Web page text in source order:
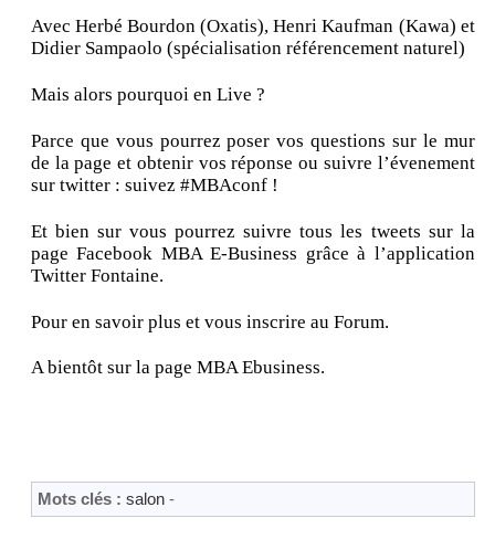
Avec Herbé Bourdon (Oxatis), Henri Kaufman (Kawa) et
Didier Sampaolo (spécialisation référencement naturel)
Mais alors pourquoi en Live ?
Parce que vous pourrez poser vos questions sur le mur
de la page et obtenir vos réponse ou suivre l’évenement
sur twitter : suivez #MBAconf !
Et bien sur vous pourrez suivre tous les tweets sur la
page Facebook MBA E-Business grâce à l’application
Twitter Fontaine.
Pour en savoir plus et vous inscrire au Forum.
A bientôt sur la page MBA Ebusiness.
Mots clés : salon -